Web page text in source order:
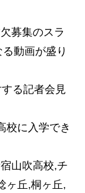
募集のスラ
動画が盛り
る記者会見
校に入学でき
山吹高校,チ
ヶ丘,桐ヶ丘,